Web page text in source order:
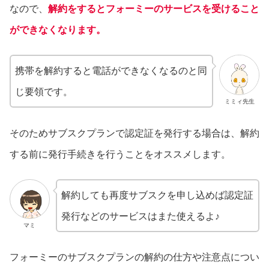
なので、 解約をするとフォーミーのサービスを受けること
ができなくなります。
ミミィ先生
携帯を解約すると電話ができなくなるのと同
じ要領です。
そのためサブスクプランで認定証を発行する場合は、解約
する前に発行手続きを行うことをオススメします。
マミ
解約しても再度サブスクを申し込めば認定証
発行などのサービスはまた使えるよ♪
フォーミーのサブスクプランの解約の仕方や注意点につい